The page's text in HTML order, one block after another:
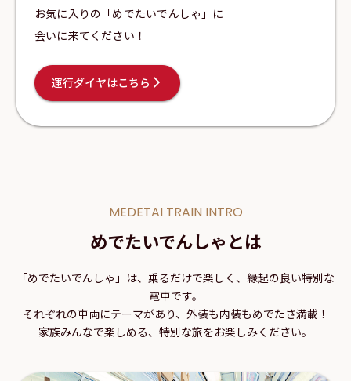
お気に入りの「めでたいでんしゃ」に
会いに来てください！
運行ダイヤはこちら
MEDETAI TRAIN INTRO
めでたいでんしゃとは
「めでたいでんしゃ」は、乗るだけで楽しく、縁起の良い特別な
電車です。
それぞれの車両にテーマがあり、外装も内装もめでたさ満載！
家族みんなで楽しめる、特別な旅をお楽しみください。